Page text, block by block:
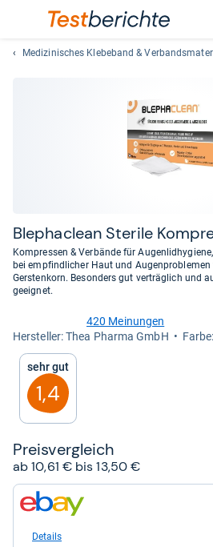
Medizinisches Klebeband &
Ble­phaclean Ste­rile
Kompressen & Verbände für
bei empfindlicher Haut und
Gerstenkorn. Besonders gut verträglich und
geeignet.
von
Sternen
420 Meinungen
Her­stel­ler: Thea Pharma GmbH
Sehr gut
1,4
Preis­ver­gleich
ab 10,61 € bis 13,50 €
zum
Shop:
eBayDetails